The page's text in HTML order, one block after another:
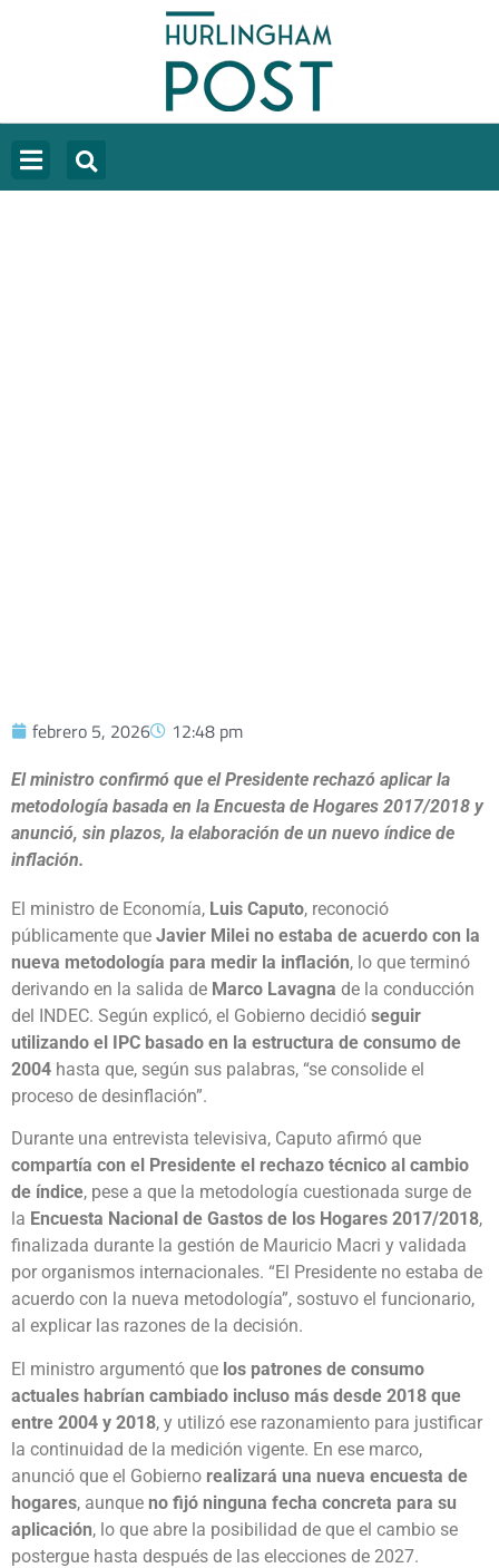
febrero 5, 2026 12:48 pm
El ministro confirmó que el Presidente rechazó aplicar la
metodología basada en la Encuesta de Hogares 2017/2018 y
anunció, sin plazos, la elaboración de un nuevo índice de
inflación.
El ministro de Economía, Luis Caputo, reconoció
públicamente que Javier Milei no estaba de acuerdo con la
nueva metodología para medir la inflación, lo que terminó
derivando en la salida de Marco Lavagna de la conducción
del INDEC. Según explicó, el Gobierno decidió seguir
utilizando el IPC basado en la estructura de consumo de
2004 hasta que, según sus palabras, “se consolide el
proceso de desinflación”.
Durante una entrevista televisiva, Caputo afirmó que
compartía con el Presidente el rechazo técnico al cambio
de índice, pese a que la metodología cuestionada surge de
la Encuesta Nacional de Gastos de los Hogares 2017/2018,
finalizada durante la gestión de Mauricio Macri y validada
por organismos internacionales. “El Presidente no estaba de
acuerdo con la nueva metodología”, sostuvo el funcionario,
al explicar las razones de la decisión.
El ministro argumentó que los patrones de consumo
actuales habrían cambiado incluso más desde 2018 que
entre 2004 y 2018, y utilizó ese razonamiento para justificar
la continuidad de la medición vigente. En ese marco,
anunció que el Gobierno realizará una nueva encuesta de
hogares, aunque no fijó ninguna fecha concreta para su
aplicación, lo que abre la posibilidad de que el cambio se
postergue hasta después de las elecciones de 2027.